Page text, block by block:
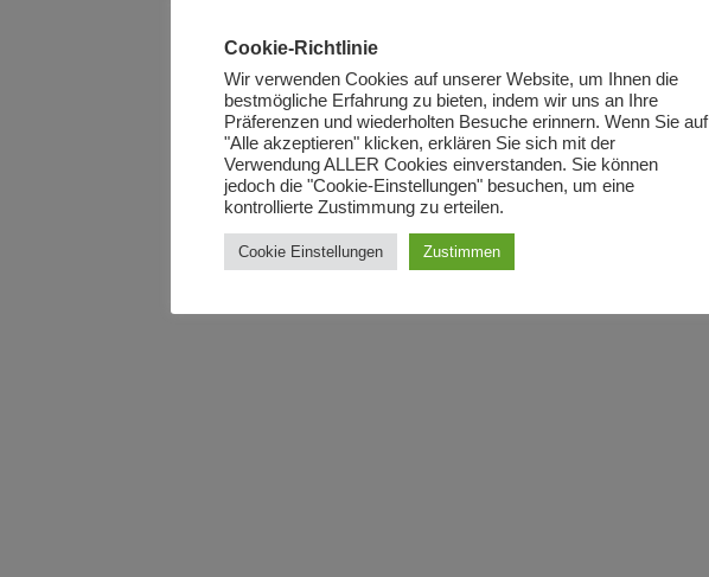
Cookie-Richtlinie
Wir verwenden Cookies auf unserer Website, um Ihnen die
bestmögliche Erfahrung zu bieten, indem wir uns an Ihre
Präferenzen und wiederholten Besuche erinnern. Wenn Sie auf
"Alle akzeptieren" klicken, erklären Sie sich mit der
Verwendung ALLER Cookies einverstanden. Sie können
jedoch die "Cookie-Einstellungen" besuchen, um eine
kontrollierte Zustimmung zu erteilen.
Cookie Einstellungen Zustimmen